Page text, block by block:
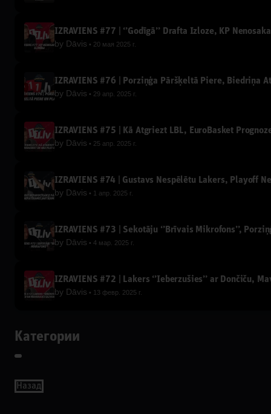
IZRĀVIENS #77 | ‘’Godīgā’’ Drafta Izloze, KP
by Dāvis 20 мая 2025 г.
IZRĀVIENS #76 | Porziņģa Pāršķeltā Piere, Biedriņa
by Dāvis 29 апр. 2025 г.
IZRĀVIENS #75 | Kā Atgriezt LBL, EuroBasket
by Dāvis 25 апр. 2025 г.
IZRĀVIENS #74 | Gustavs Nespēlētu Lakers, Playoff
by Dāvis 1 апр. 2025 г.
IZRĀVIENS #73 | Sekotāju ‘’Brīvais Mikrofons’’,
by Dāvis 4 мар. 2025 г.
IZRĀVIENS #72 | Lakers ‘’Ieberzušies’’ ar Dončiču,
by Dāvis 13 февр. 2025 г.
Категории
Назад